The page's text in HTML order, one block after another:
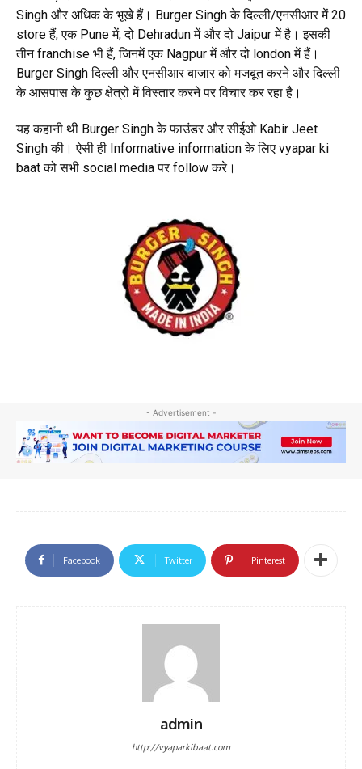
Singh और अधिक के भूखे हैं। Burger Singh के दिल्ली/एनसीआर में 20
store हैं, एक Pune में, दो Dehradun में और दो Jaipur में है। इसकी
तीन franchise भी हैं, जिनमें एक Nagpur में और दो london में हैं।
Burger Singh दिल्ली और एनसीआर बाजार को मजबूत करने और दिल्ली
के आसपास के कुछ क्षेत्रों में विस्तार करने पर विचार कर रहा है।
यह कहानी थी Burger Singh के फाउंडर और सीईओ Kabir Jeet
Singh की। ऐसी ही Informative information के लिए vyapar ki
baat को सभी social media पर follow करे।
- Advertisement -
Facebook Twitter Pinterest
admin
http://vyaparkibaat.com